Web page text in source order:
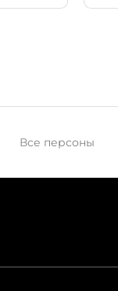
Все персоны